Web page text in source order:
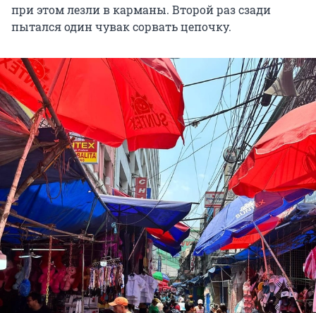
при этом лезли в карманы. Второй раз сзади
пытался один чувак сорвать цепочку.